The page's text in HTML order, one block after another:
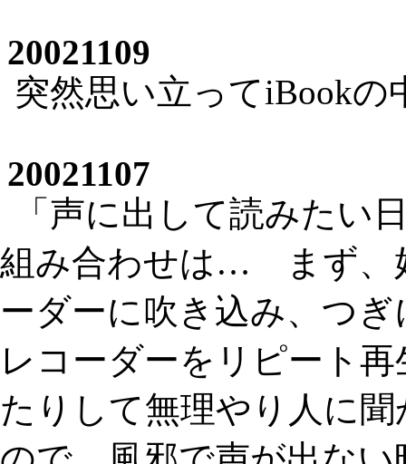
20021109
突然思い立ってiBook
20021107
「声に出して読みたい
組み合わせは… まず、
ーダーに吹き込み、つ
レコーダーをリピート
たりして無理やり人に